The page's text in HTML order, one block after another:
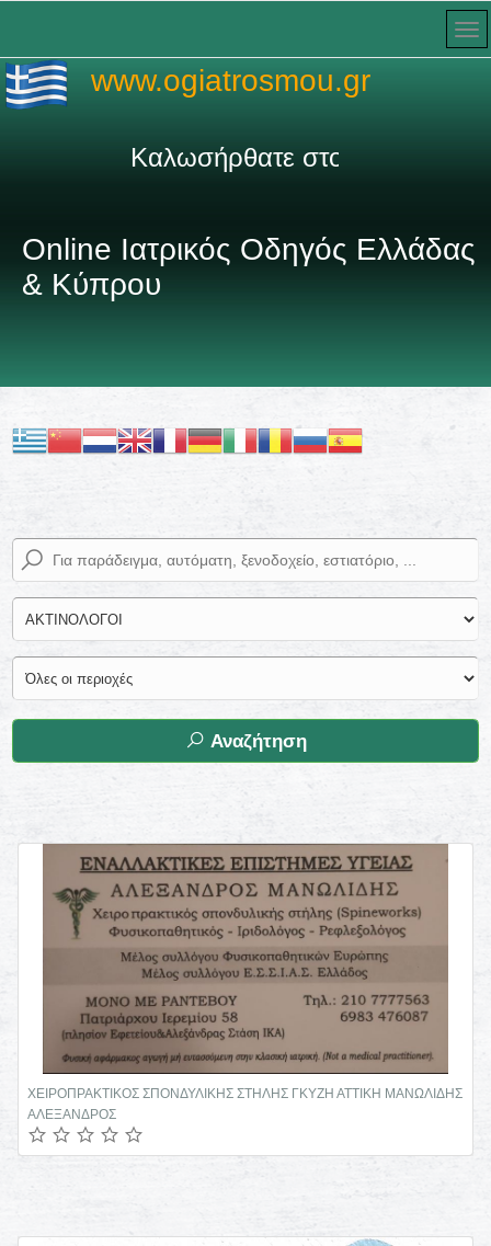
Online Ιατρικός Οδηγός Ελλάδας
& Κύπρου
www.ogiatrosmou.gr
Καλωσήρθατε στον πληρέστερο
Αναζήτηση
ΚΛΙΝΙΚΑ ΕΡΓΑΣΤΗΡΙΑ CHEM LAB ΛΕΥΚΩΣΙΑ ΚΥΠΡΟΣ ΜΑΝΑΡΙΔΗΣ
ΣΩΤΟΣ